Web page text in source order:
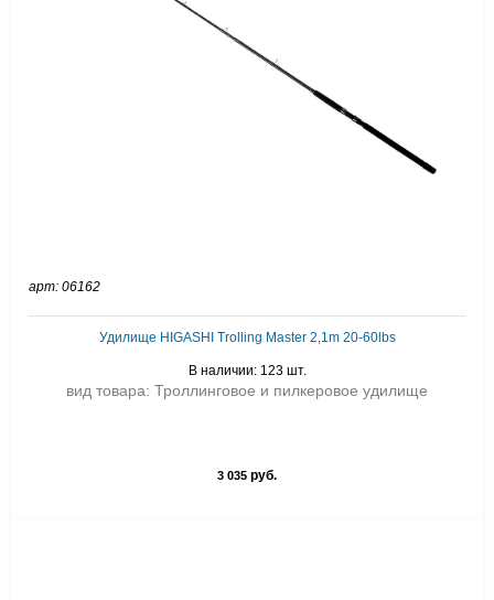
арт: 06162
Удилище HIGASHI Trolling Master 2,1m 20-60lbs
В наличии: 123 шт.
вид товара: Троллинговое и пилкеровое удилище
3 035 руб.